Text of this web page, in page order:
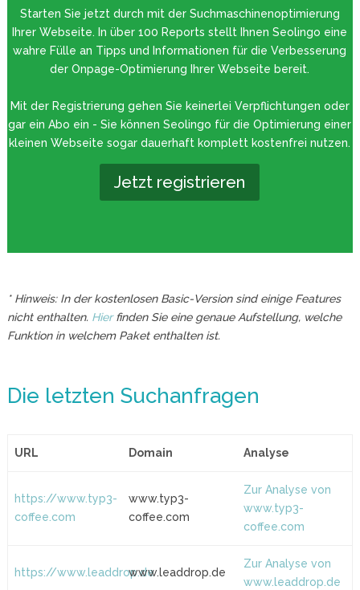
Starten Sie jetzt durch mit der Suchmaschinenoptimierung
Ihrer Webseite. In über 100 Reports stellt Ihnen Seolingo eine
wahre Fülle an Tipps und Informationen für die Verbesserung
der Onpage-Optimierung Ihrer Webseite bereit.
Mit der Registrierung gehen Sie keinerlei Verpflichtungen oder
gar ein Abo ein - Sie können Seolingo für die Optimierung einer
kleinen Webseite sogar dauerhaft komplett kostenfrei nutzen.
Jetzt registrieren
* Hinweis: In der kostenlosen Basic-Version sind einige Features
nicht enthalten. Hierfinden Sie eine genaue Aufstellung, welche
Funktion in welchem Paket enthalten ist.
Die letzten Suchanfragen
URL Domain Analyse
https://www.typ3-
coffee.com
www.typ3-
coffee.com
Zur Analyse von
www.typ3-
coffee.com
https://www.leaddrop.dewww.leaddrop.de
Zur Analyse von
www.leaddrop.de